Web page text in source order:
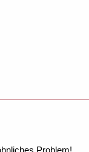
Problem!